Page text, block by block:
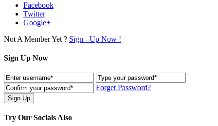
Facebook
Twitter
Google+
Not A Member Yet ? Sign - Up Now !
Sign Up Now
Forget Password?
Try Our Socials Also